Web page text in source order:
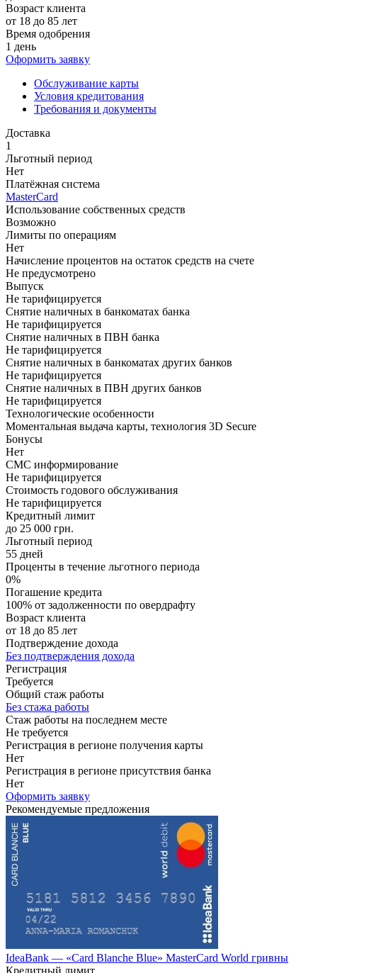
Возраст клиента
от 18 до 85 лет
Время одобрения
1 день
Оформить заявку
Обслуживание карты
Условия кредитования
Требования и документы
Доставка
1
Льготный период
Нет
Платёжная система
MasterCard
Использование собственных средств
Возможно
Лимиты по операциям
Нет
Начисление процентов на остаток средств на счете
Не предусмотрено
Выпуск
Не тарифицируется
Снятие наличных в банкоматах банка
Не тарифицируется
Снятие наличных в ПВН банка
Не тарифицируется
Снятие наличных в банкоматах других банков
Не тарифицируется
Снятие наличных в ПВН других банков
Не тарифицируется
Технологические особенности
Моментальная выдача карты, технология 3D Secure
Бонусы
Нет
СМС информирование
Не тарифицируется
Стоимость годового обслуживания
Не тарифицируется
Кредитный лимит
до 25 000 грн.
Льготный период
55 дней
Проценты в течение льготного периода
0%
Погашение кредита
100% от задолженности по овердрафту
Возраст клиента
от 18 до 85 лет
Подтверждение дохода
Без подтверждения дохода
Регистрация
Требуется
Общий стаж работы
Без стажа работы
Стаж работы на последнем месте
Не требуется
Регистрация в регионе получения карты
Нет
Регистрация в регионе присутствия банка
Нет
Оформить заявку
Рекомендуемые предложения
IdeaBank — «Card Blanche Blue» MasterCard World гривны
Кредитный лимит